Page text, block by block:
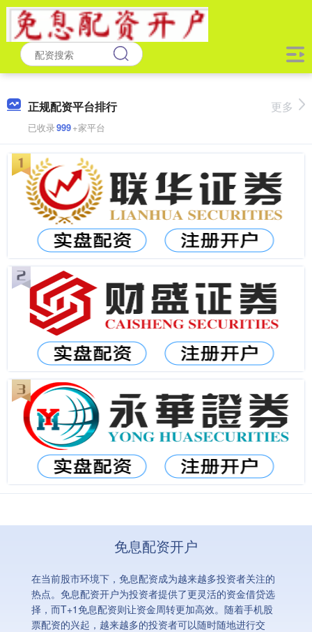
正规配资平台排行
已收录999+家平台
更多
免息配资开户
在当前股市环境下，免息配资成为越来越多投资者关注的
热点。免息配资开户为投资者提供了更灵活的资金借贷选
择，而T+1免息配资则让资金周转更加高效。随着手机股
票配资的兴起，越来越多的投资者可以随时随地进行交